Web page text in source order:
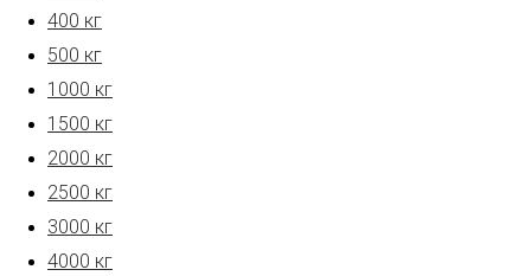
400 кг
500 кг
1000 кг
1500 кг
2000 кг
2500 кг
3000 кг
4000 кг